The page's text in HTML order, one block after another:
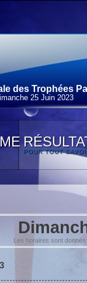
des Trophées
25 Juin 2023
POUR TOUT
Les horaires sont